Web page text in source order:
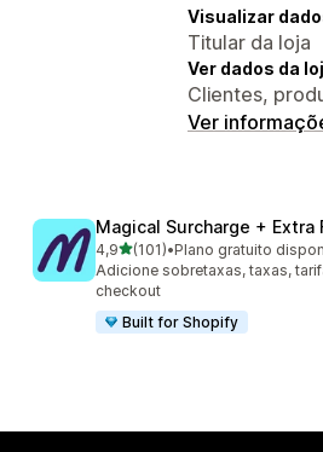
Visualizar
Titular da loja
Ver dados da
Clientes,
Ver
Magical Surcharge + Extra
4,9de 5 estrelas
(101)
101 avaliações ao todo
•Plano gratuito
Adicione sobretaxas, taxas,
checkout
Built for Shopify